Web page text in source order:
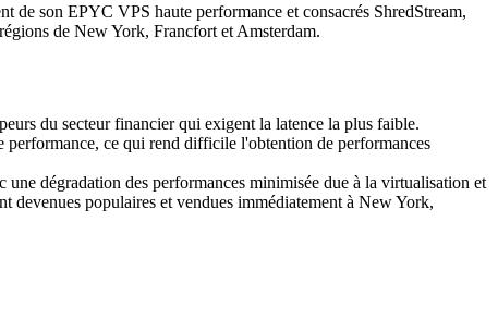
son EPYC VPS haute performance et consacrés ShredStream,
de New York, Francfort et Amsterdam.
du secteur financier qui exigent la latence la plus faible.
performance, ce qui rend difficile l'obtention de performances
dégradation des performances minimisée due à la virtualisation et
devenues populaires et vendues immédiatement à New York,